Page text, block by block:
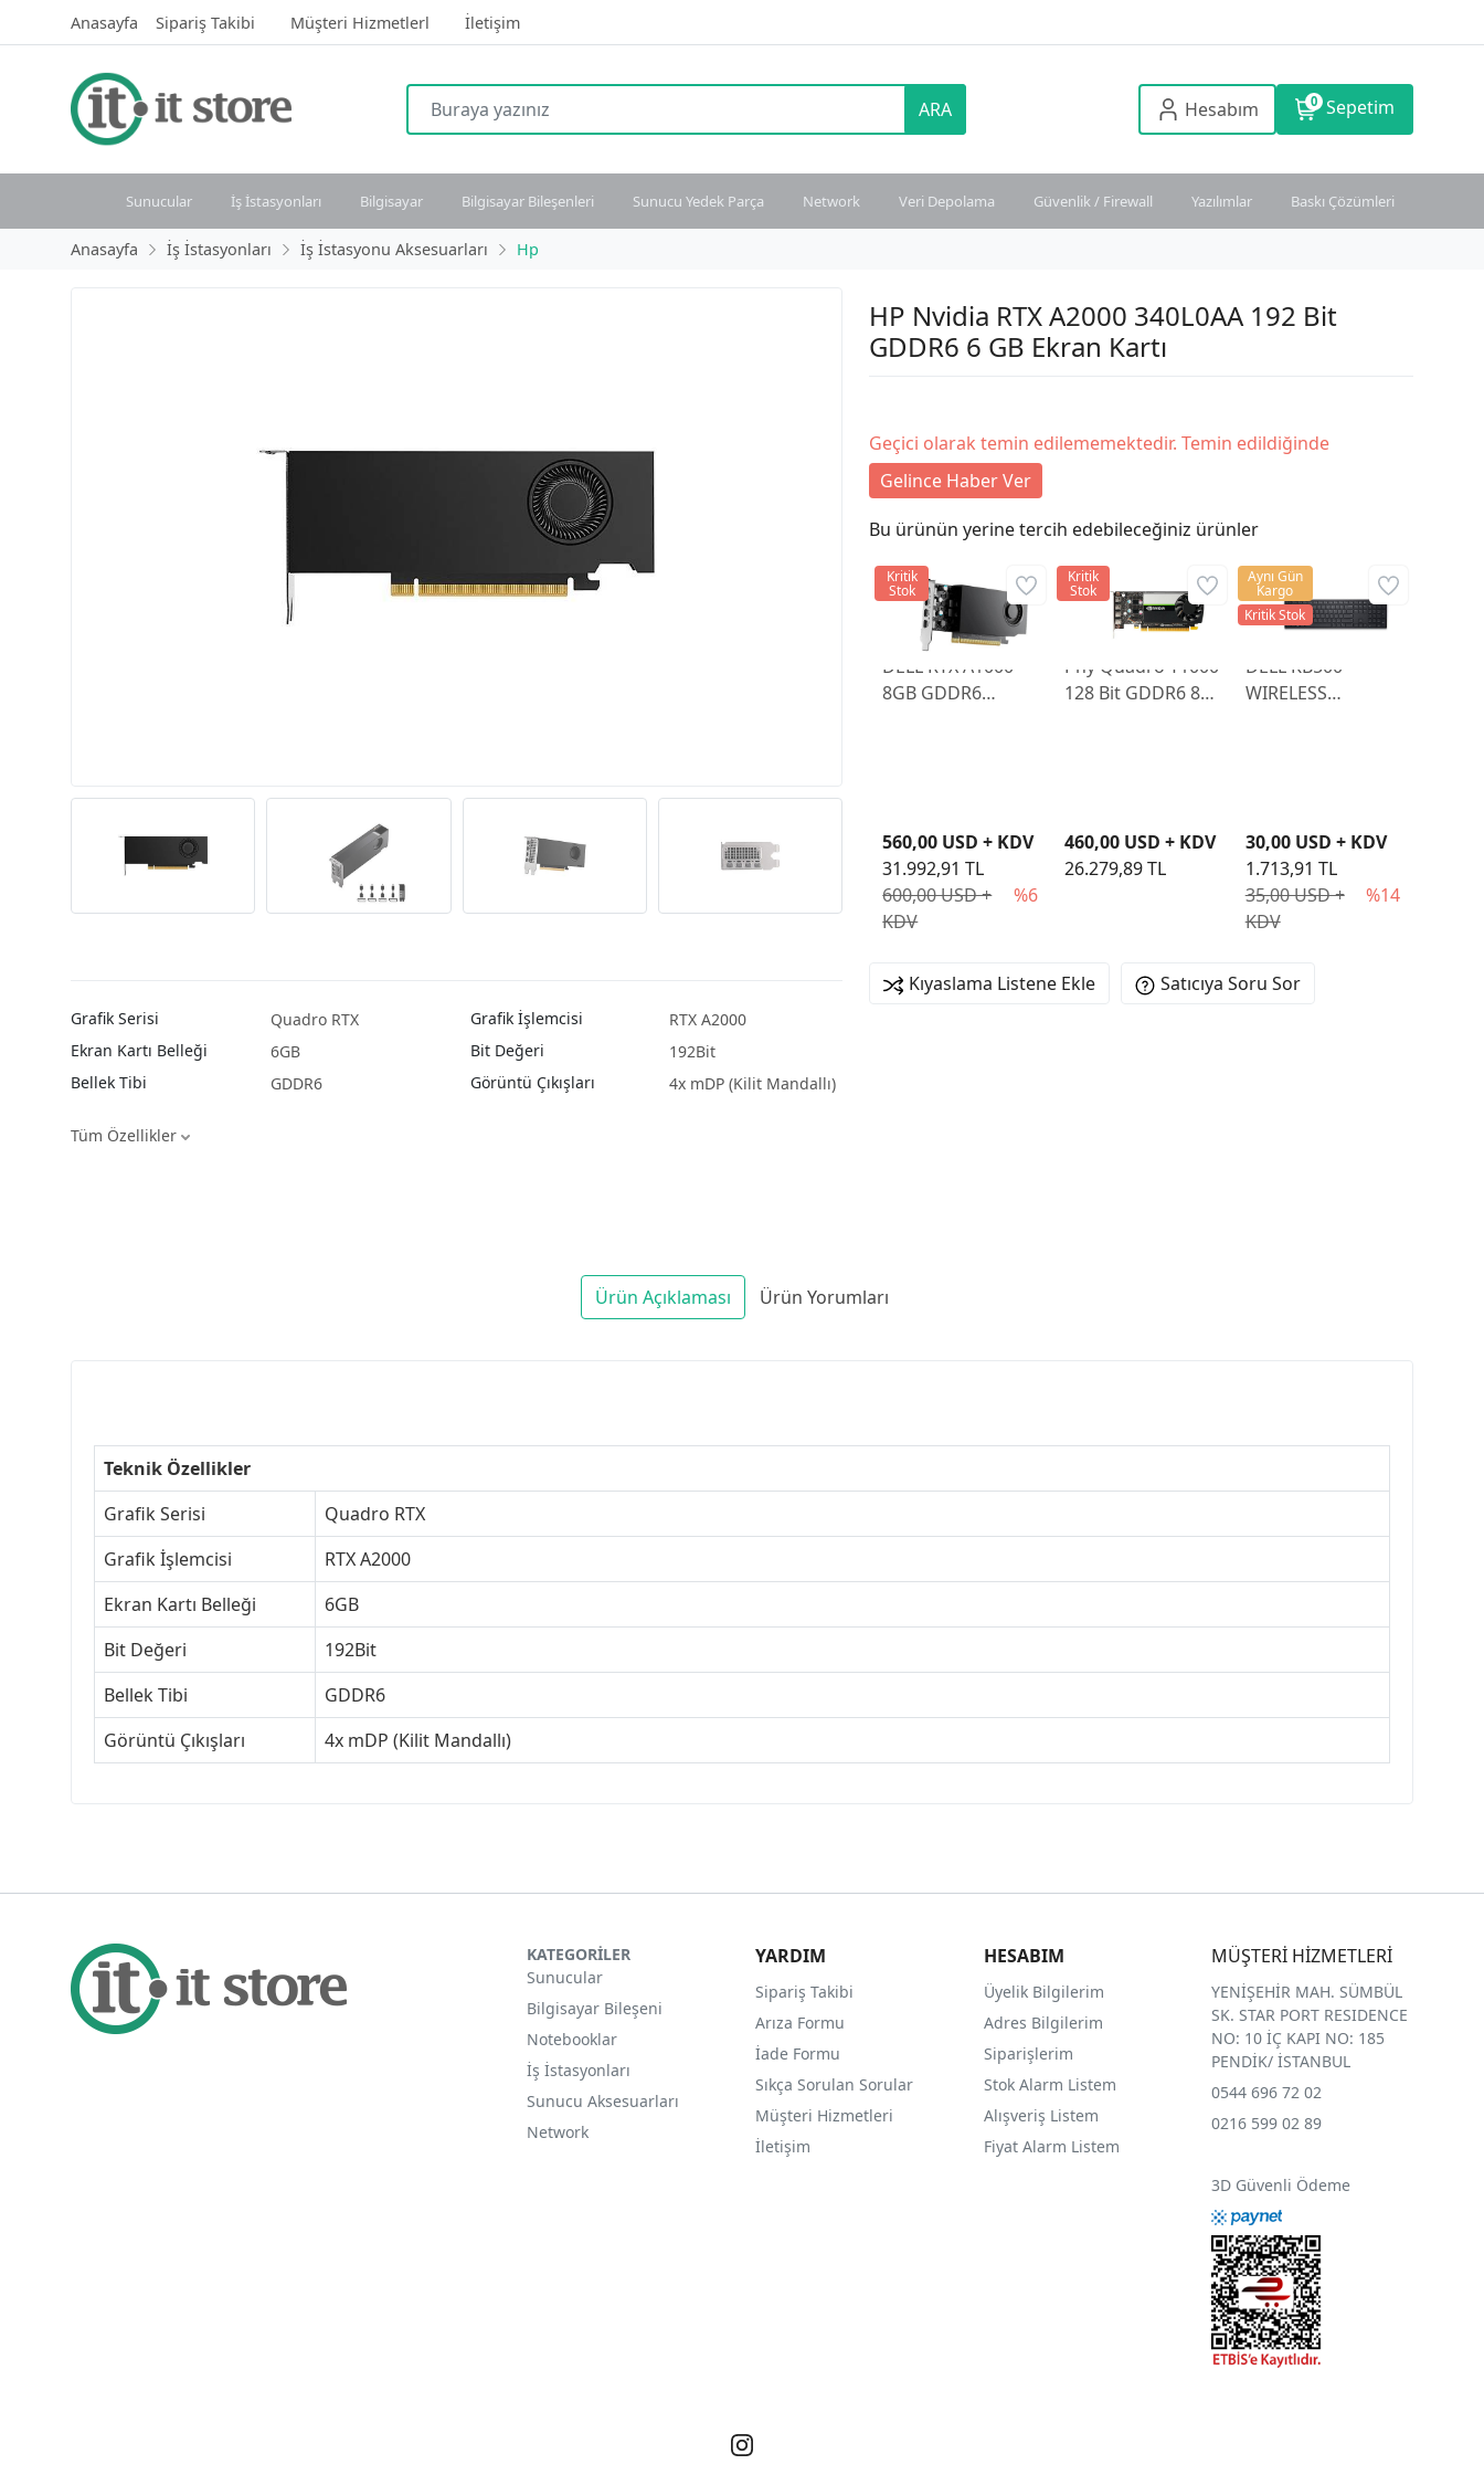
Anasayfa Sipariş Takibi Müşteri Hizmetlerl İletişim
ARA Hesabım 0 Sepetim
Sunucular İş İstasyonları Bilgisayar Bilgisayar Bileşenleri Sunucu Yedek Parça Network Veri Depolama Güvenlik / Firewall Yazılımlar Baskı Çözümleri
Anasayfa İş İstasyonları İş İstasyonu Aksesuarları Hp
Grafik Serisi Quadro RTX Grafik İşlemcisi
RTX A2000
Ekran Kartı Belleği
6GB Bit Değeri
192Bit
Bellek Tibi
GDDR6 Görüntü Çıkışları 4x mDP (Kilit Mandallı)
Tüm Özellikler
HP Nvidia RTX A2000 340L0AA 192 Bit
GDDR6 6 GB Ekran Kartı
Geçici olarak temin edilememektedir. Temin edildiğinde
Gelince Haber Ver
Bu ürünün yerine tercih edebileceğiniz ürünler
DELL RTX A1000
8GB GDDR6
600,00 USD +
KDV
%6
560,00 USD + KDV
31.992,91 TL
Kritik
Stok
Pny Quadro T1000
128 Bit GDDR6 8
460,00 USD + KDV
26.279,89 TL
Kritik
Stok
DELL KB500
WIRELESS
35,00 USD +
KDV
%14
30,00 USD + KDV
1.713,91 TL
Aynı Gün
Kargo
Kritik Stok
Kıyaslama Listene Ekle Satıcıya Soru Sor
Ürün Açıklaması Ürün Yorumları
Teknik Özellikler
Grafik Serisi
Quadro RTX
Grafik İşlemcisi
RTX A2000
Ekran Kartı Belleği
6GB
Bit Değeri
192Bit
Bellek Tibi
GDDR6
Görüntü Çıkışları
4x mDP (Kilit Mandallı)
KATEGORİLER
Sunucular
Bilgisayar Bileşeni
Notebooklar
İş İstasyonları
Sunucu Aksesuarları
Network
YARDIM
Sipariş Takibi
Arıza Formu
İade Formu
Sıkça Sorulan Sorular
Müşteri Hizmetleri
İletişim
HESABIM
Üyelik Bilgilerim
Adres Bilgilerim
Siparişlerim
Stok Alarm Listem
Alışveriş Listem
Fiyat Alarm Listem
MÜŞTERİ HİZMETLERİ
YENİŞEHİR MAH. SÜMBÜL
SK. STAR PORT RESIDENCE
NO: 10 İÇ KAPI NO: 185
PENDİK/ İSTANBUL
0544 696 72 02
0216 599 02 89
3D Güvenli Ödeme